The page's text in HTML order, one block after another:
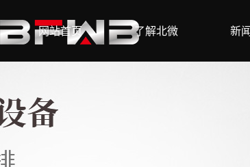
网站首页 了解北微 新